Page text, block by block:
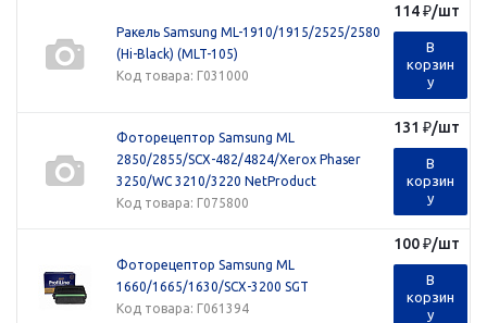
Ракель Samsung ML-1910/1915/2525/2580
(Hi-Black) (MLT-105)
Код товара: Г031000
114₽/шт
В
корзин
у
Фоторецептор Samsung ML
2850/2855/SCX-482/4824/Xerox Phaser
3250/WC 3210/3220 NetProduct
Код товара: Г075800
131 ₽/шт
В
корзин
у
Фоторецептор Samsung ML
1660/1665/1630/SCX-3200 SGT
Код товара: Г061394
100₽/шт
В
корзин
у